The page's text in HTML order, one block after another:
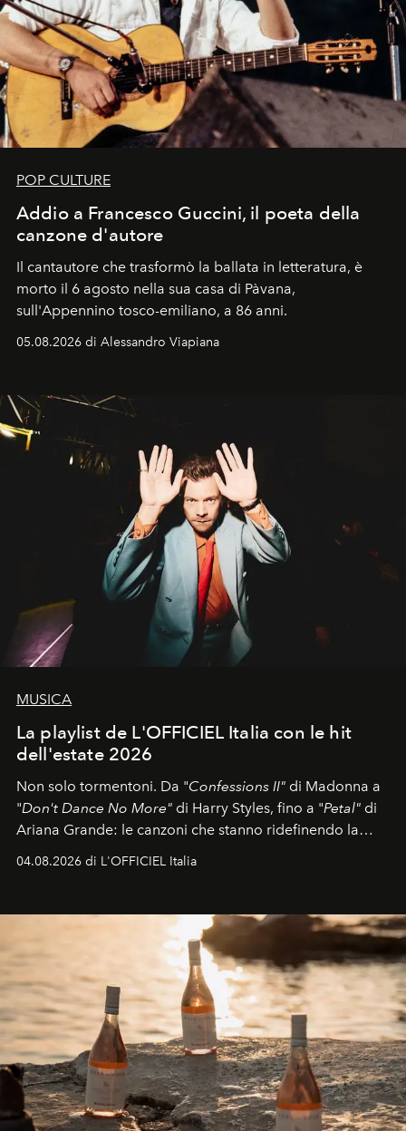
POP CULTURE
Addio a Francesco Guccini, il poeta della
canzone d'autore
Il cantautore che trasformò la ballata in letteratura, è
morto il 6 agosto nella sua casa di Pàvana,
sull'Appennino tosco-emiliano, a 86 anni.
05.08.2026 di Alessandro Viapiana
MUSICA
La playlist de L'OFFICIEL Italia con le hit
dell'estate 2026
Non solo tormentoni. Da "Confessions II" di Madonna a
"Don't Dance No More" di Harry Styles, fino a "Petal" di
Ariana Grande: le canzoni che stanno ridefinendo la
colonna sonora della stagione.
04.08.2026 di L'OFFICIEL Italia